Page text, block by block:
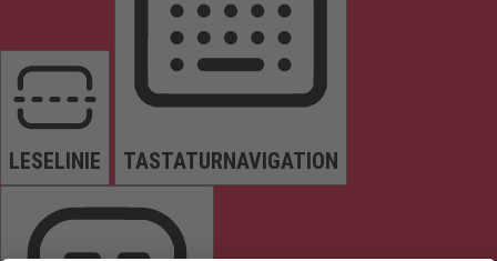
LESELINIE TASTATURNAVIGATION